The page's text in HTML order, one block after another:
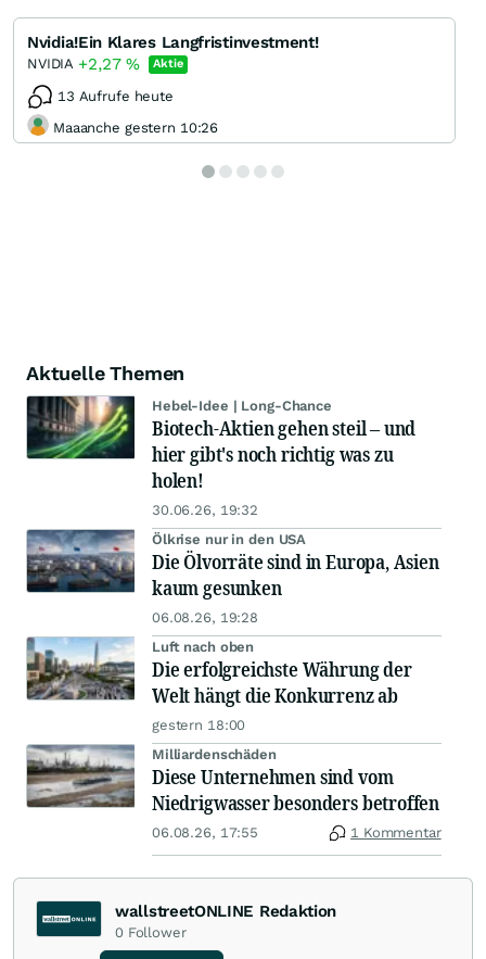
Nvidia!Ein Klares Langfristinvestment!
NVIDIA +2,27% Aktie
13 Aufrufe heute
Maaanche gestern 10:26
Aktuelle Themen
Hebel-Idee | Long-Chance
Biotech-Aktien gehen steil – und
hier gibt's noch richtig was zu
holen!
30.06.26, 19:32
Ölkrise nur in den USA
Die Ölvorräte sind in Europa, Asien
kaum gesunken
06.08.26, 19:28
Luft nach oben
Die erfolgreichste Währung der
Welt hängt die Konkurrenz ab
gestern 18:00
Milliardenschäden
Diese Unternehmen sind vom
Niedrigwasser besonders betroffen
06.08.26, 17:55 1 Kommentar
wallstreetONLINE Redaktion
0 Follower